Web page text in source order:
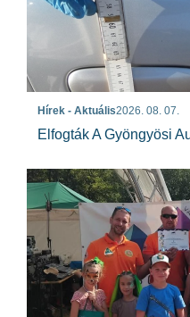
Hírek - Aktuális2026. 08. 07.
Elfogták A Gyöngyösi